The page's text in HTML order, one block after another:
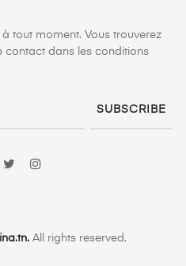
tout moment. Vous trouverez
contact dans les conditions
SUBSCRIBE
Facebook
Twitter
All rights reserved.